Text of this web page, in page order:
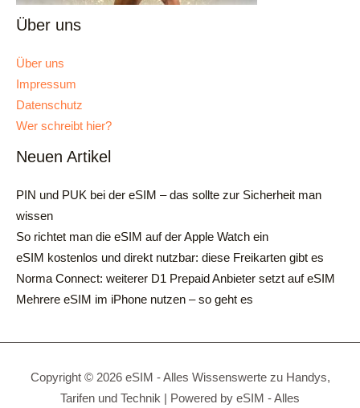
Über uns
Über uns
Impressum
Datenschutz
Wer schreibt hier?
Neuen Artikel
PIN und PUK bei der eSIM – das sollte zur Sicherheit man
wissen
So richtet man die eSIM auf der Apple Watch ein
eSIM kostenlos und direkt nutzbar: diese Freikarten gibt es
Norma Connect: weiterer D1 Prepaid Anbieter setzt auf eSIM
Mehrere eSIM im iPhone nutzen – so geht es
Copyright © 2026 eSIM - Alles Wissenswerte zu Handys,
Tarifen und Technik | Powered by eSIM - Alles